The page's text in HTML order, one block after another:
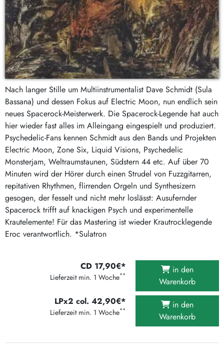
Nach langer Stille um Multiinstrumentalist Dave Schmidt (Sula
Bassana) und dessen Fokus auf Electric Moon, nun endlich sein
neues Spacerock-Meisterwerk. Die Spacerock-Legende hat auch
hier wieder fast alles im Alleingang eingespielt und produziert.
Psychedelic-Fans kennen Schmidt aus den Bands und Projekten
Electric Moon, Zone Six, Liquid Visions, Psychedelic
Monsterjam, Weltraumstaunen, Südstern 44 etc. Auf über 70
Minuten wird der Hörer durch einen Strudel von Fuzzgitarren,
repitativen Rhythmen, flirrenden Orgeln und Synthesizern
gesogen, der fesselt und nicht mehr loslässt: Ausufernder
Spacerock trifft auf knackigen Psych und experimentelle
Krautelemente! Für das Mastering ist wieder Krautrocklegende
Eroc verantwortlich. *Sulatron
CD 17,90€*
Lieferzeit min. 1 Woche**
in den
Warenkorb
LPx2 col. 42,90€*
Lieferzeit min. 1 Woche**
in den
Warenkorb